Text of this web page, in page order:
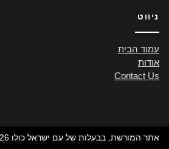
ניווט
עמוד הבית
אודות
Contact Us
©1998-2026 אתר המורשת, בבעלות של עם ישראל כולו